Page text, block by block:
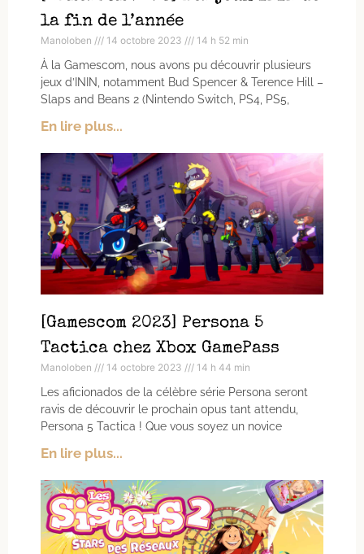
la fin de l’année
Manoloben 14 octobre 2023 14 h 52 min
À la Gamescom, nous avons pu découvrir plusieurs
jeux d’ININ, notamment Bud Spencer & Terence Hill –
Slaps and Beans 2 (Nintendo Switch, PS4, PS5,
En lire plus...
[Gamescom 2023] Persona 5
Tactica chez Xbox GamePass
Manoloben 14 octobre 2023 14 h 44 min
Les aficionados de la célèbre série Persona seront
ravis de découvrir le prochain opus tant attendu,
Persona 5 Tactica ! Que vous soyez un novice
En lire plus...